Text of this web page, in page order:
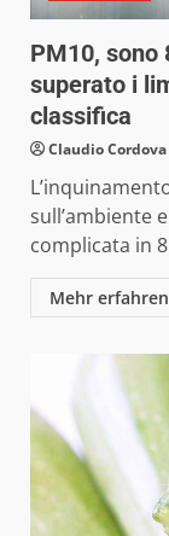
PM10, sono
superato i
classifica
Claudio Cordova
sull’ambiente
complicata in
Mehr erfahren